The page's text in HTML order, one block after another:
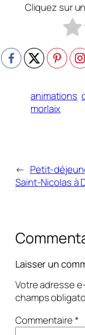
Cliquez sur
animations
morlaix
← Petit-
Saint-Nicolas à
Laisser un
Votre adresse
champs
Commentaire*